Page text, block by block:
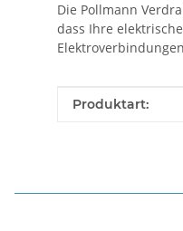
Die Pollmann
dass Ihre
Wert
Produktart: